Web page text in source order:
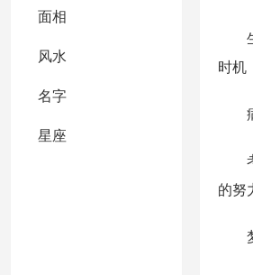
面相
风水
名字
星座
生
时机
病
考
的努
梦